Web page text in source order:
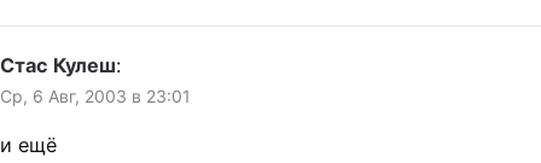
Стас Кулеш:
Ср, 6 Авг, 2003 в 23:01
и ещё